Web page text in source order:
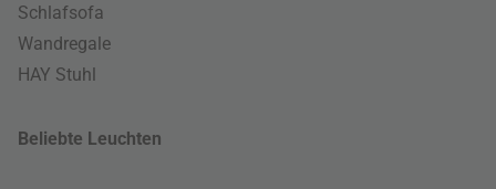
Schlafsofa
Wandregale
HAY Stuhl
Beliebte Leuchten